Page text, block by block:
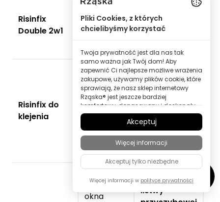
Risinfix
Double 2w1
okna
plastikowe,
drewniane,
ramy
okiennej
Risinfix do
klejenia
okna
plastikowe,
aluminiowe
Głębokość
listwy
przyszybowej
> 20 mm (w
przypadku
Honeycomb:
30 mm)
okna
Głębokość
listwy
Pliki Cookies, z których
chcielibyśmy korzystać
Twoja prywatność jest dla nas tak
samo ważna jak Twój dom! Aby
zapewnić Ci najlepsze możliwe wrażenia
zakupowe, używamy plików cookie, które
sprawiają, że nasz sklep internetowy
Rząska® jest jeszcze bardziej
komfortowy, dopasowany i doskonały
dla Ciebie – wszystko po to, abyś mógł
odkrywać produkty marki Rząska® w
najwyższej jakości.
Niektóre z tych plików cookie są
niezbędne, aby nasz sklep Rząska®
działał niezawodnie; inne pozwalają
nam personalizować treści i reklamy
zgodnie z Twoimi zainteresowaniami
zachowania odwiedzających.
Akceptuj
Więcej informacji
Akceptuj tylko niezbędne
Więcej informacji w polityce prywatności